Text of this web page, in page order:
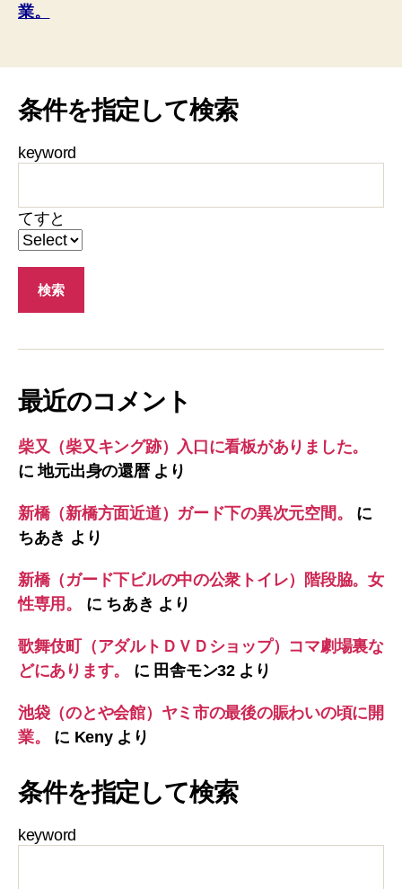
業。
条件を指定して検索
keyword
てすと
最近のコメント
柴又（柴又キング跡）入口に看板がありました。
に地元出身の還暦より
新橋（新橋方面近道）ガード下の異次元空間。
に
ちあき より
新橋（ガード下ビルの中の公衆トイレ）階段脇。女
性専用。
に ちあき より
歌舞伎町（アダルトＤＶＤショップ）コマ劇場裏な
どにあります。
に 田舎モン32より
池袋（のとや会館）ヤミ市の最後の賑わいの頃に開
業。
に Kenyより
条件を指定して検索
keyword